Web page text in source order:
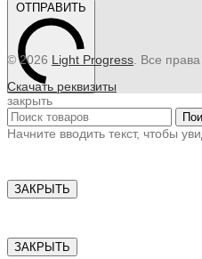
ОТПРАВИТЬ
© 2026 Light Progress . Все
Скачать реквизиты
закрыть
Начните вводить текст, чтобы
ЗАКРЫТЬ
ЗАКРЫТЬ